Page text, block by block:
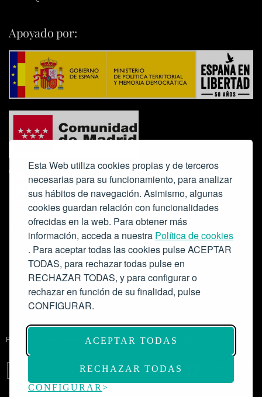
Esta Web utiliza cookies propias y de terceros
necesarias para su funcionamiento, para analizar
sus hábitos de navegación. Asimismo, algunas
cookies guardan relación con funcionalidades
ofrecidas en la web. Para obtener más
información, acceda a nuestra Política de cookies
. Para aceptar todas las cookies pulse ACEPTAR
TODAS, para rechazar todas pulse en
RECHAZAR TODAS, y para configurar o
rechazar en función de su finalidad, pulse
CONFIGURAR.
ACEPTAR TODAS
RECHAZAR TODAS
CONFIGURAR
Apoyado por:
Colabora:
Proyecto de modernización de infraestructuras y digitalización del
Salón de Actos del Ateneo de Madrid como espacio escénico-musical.
Subvención: 175.000€